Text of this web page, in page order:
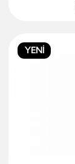
YENİ